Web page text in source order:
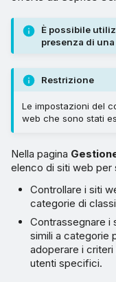
È possibile
presenza di
Restrizione
Le impostazioni del
web che sono stati
Nella pagina
elenco di siti web per
Controllare i siti
categorie di
Contrassegnare i
simili a categorie
adoperare i
utenti specifici.